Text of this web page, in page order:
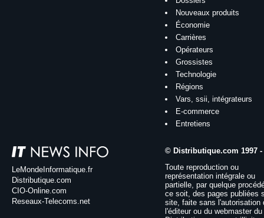
Nouveaux produits
Économie
Carrières
Opérateurs
Grossistes
Technologie
Régions
Vars, ssii, intégrateurs
E-commerce
Entretiens
LeMondeInformatique.fr
Distributique.com
CIO-Online.com
Reseaux-Telecoms.net
© Distributique.com 1997 -
Toute reproduction ou
représentation intégrale ou
partielle, par quelque
ce soit, des pages publiées
site, faite sans l'autorisation
l'éditeur ou du webmaster